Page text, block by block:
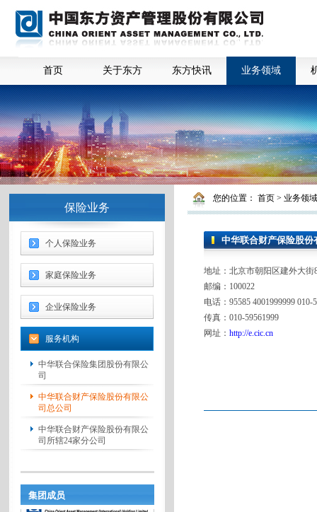
首页 关于东方 东方快讯 业务领域
保险业务
个人保险业务
家庭保险业务
企业保险业务
服务机构
中华联合保险集团股份有限公
司
中华联合财产保险股份有限公
司总公司
中华联合财产保险股份有限公
司所辖24家分公司
集团成员
您的位置： 首页 > 业务领域
中华联合财产保险股份
地址：北京市朝阳区建外大街
邮编：100022
电话：95585 4001999999 010-
传真：010-59561999
网址： http://e.cic.cn